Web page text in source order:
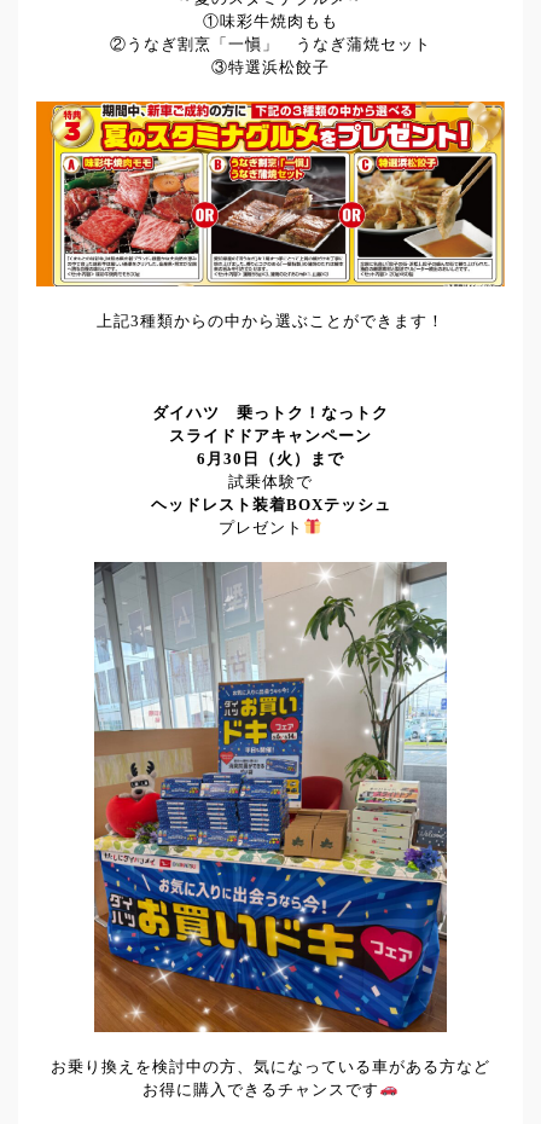
①味彩牛焼肉もも
②うなぎ割烹「一愼」 うなぎ蒲焼セット
③特選浜松餃子
上記3種類からの中から選ぶことができます！
ダイハツ 乗っトク！なっトク
スライドドアキャンペーン
6月30日（火）まで
試乗体験で
ヘッドレスト装着BOXテッシュ
プレゼント
お乗り換えを検討中の方、気になっている車がある方など
お得に購入できるチャンスです